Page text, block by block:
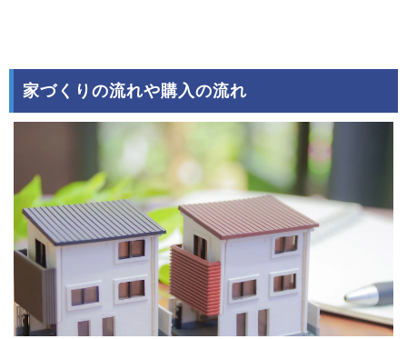
家づくりの流れや購入の流れ